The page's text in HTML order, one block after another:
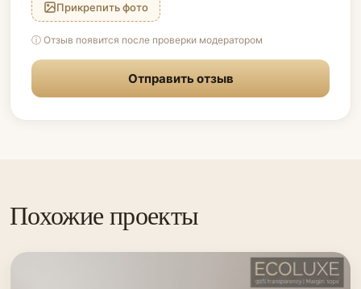
Прикрепить фото
ⓘ Отзыв появится после проверки модератором
Отправить отзыв
Похожие проекты